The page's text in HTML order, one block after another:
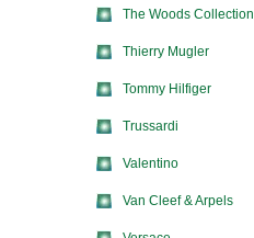
The Woods Collection
Thierry Mugler
Tommy Hilfiger
Trussardi
Valentino
Van Cleef & Arpels